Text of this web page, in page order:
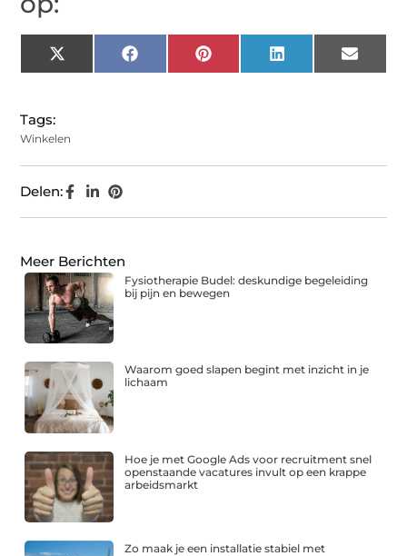
X
(Twitter)
Facebook Pinterest LinkedIn Email
Tags:
Winkelen
Delen:
Meer Berichten
Fysiotherapie Budel: deskundige begeleiding
bij pijn en bewegen
Waarom goed slapen begint met inzicht in je
lichaam
Hoe je met Google Ads voor recruitment snel
openstaande vacatures invult op een krappe
arbeidsmarkt
Zo maak je een installatie stabiel met